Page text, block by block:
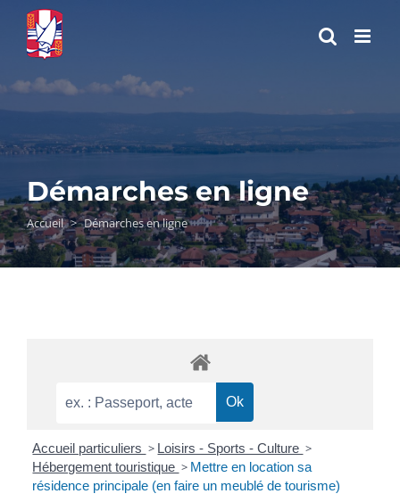
Passer
contenu
Démarches en ligne
Accueil > Démarches en ligne
Accueil particuliers > Loisirs - Sports - Culture >
Hébergement touristique > Mettre en location sa
résidence principale (en faire un meublé de tourisme)